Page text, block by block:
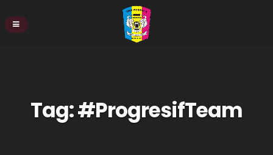
Tag:#ProgresifTeam